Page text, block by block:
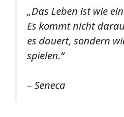
„Das Leben ist wie
Es kommt nicht
es dauert, sondern
spielen.“
– Seneca